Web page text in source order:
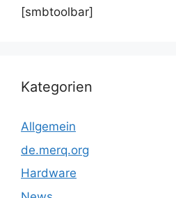
[smbtoolbar]
Kategorien
Allgemein
de.merq.org
Hardware